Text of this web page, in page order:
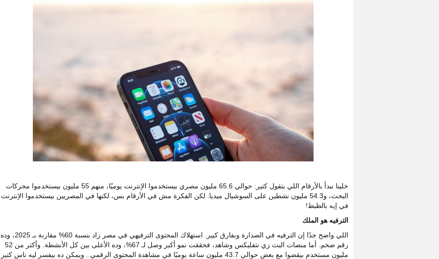
خلينا نبدأ بالأرقام اللي بتقول كتير: حوالي 65.6 مليون مصري بيستخدموا الإنترنت يوميًا، منهم 55 مليون بيستخدموا محركات
البحث، و54.3 مليون نشطين على السوشيال ميديا. لكن الفكرة مش في الأرقام بس، لكنها في المصريين بيستخدموا الإنترنت
في إيه بالظبط!
الترفيه هو الملك
اللي واضح جدًا إن الترفيه في الصدارة وبفارق كبير. استهلاك المحتوى الترفيهي في مصر زاد بنسبة 60% مقارنة بـ 2025، وده
رقم ضخم. أما منصات البث زي نتفليكس وشاهد، فحققت نمو أكبر وصل لـ 67%، وده الأعلى بين كل الأنشطة. وأكتر من 52
مليون مستخدم بيقضوا مع بعض حوالي 43.7 مليون ساعة يوميًا في مشاهدة المحتوى الرقمي.. ويمكن ده بيفسر ليه ناس كتير